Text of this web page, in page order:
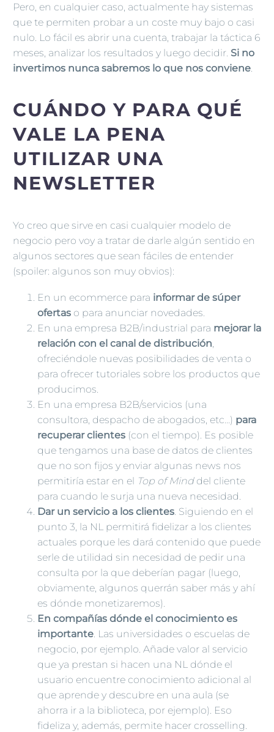
Pero, en cualquier caso, actualmente hay sistemas
que te permiten probar a un coste muy bajo o casi
nulo. Lo fácil es abrir una cuenta, trabajar la táctica 6
meses, analizar los resultados y luego decidir. Si no
invertimos nunca sabremos lo que nos conviene.
CUÁNDO Y PARA QUÉ
VALE LA PENA
UTILIZAR UNA
NEWSLETTER
Yo creo que sirve en casi cualquier modelo de
negocio pero voy a tratar de darle algún sentido en
algunos sectores que sean fáciles de entender
(spoiler: algunos son muy obvios):
En un ecommerce para informar de súper
ofertas o para anunciar novedades.
En una empresa B2B/industrial para mejorar la
relación con el canal de distribución
ofreciéndole nuevas posibilidades de venta o
para ofrecer tutoriales sobre los productos que
producimos.
En una empresa B2B/servicios (una
consultora, despacho de abogados, etc…) para
recuperar clientes (con el tiempo). Es posible
que tengamos una base de datos de clientes
que no son fijos y enviar algunas news nos
permitiría estar en el Top of Minddel cliente
para cuando le surja una nueva necesidad.
Dar un servicio a los clientes . Siguiendo en el
punto 3, la NL permitirá fidelizar a los clientes
actuales porque les dará contenido que puede
serle de utilidad sin necesidad de pedir una
consulta por la que deberían pagar (luego,
obviamente, algunos querrán saber más y ahí
es dónde monetizaremos).
En compañías dónde el conocimiento es
importante . Las universidades o escuelas de
negocio, por ejemplo. Añade valor al servicio
que ya prestan si hacen una NL dónde el
usuario encuentre conocimiento adicional al
que aprende y descubre en una aula (se
ahorra ir a la biblioteca, por ejemplo). Eso
fideliza y, además, permite hacer crosselling.